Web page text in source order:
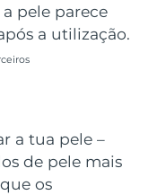
pele parece
a utilização.
a tua pele –
de pele mais
os